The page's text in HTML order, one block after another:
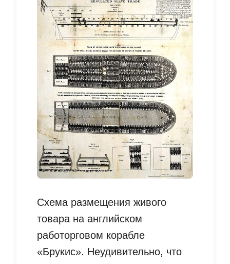
Схема размещения живого
товара на английском
работорговом корабле
«Брукис». Неудивительно, что